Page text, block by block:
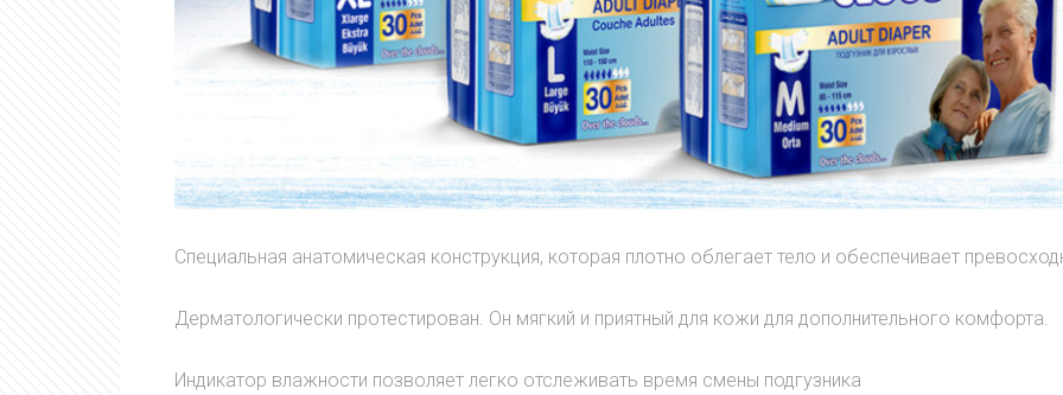
Специальная анатомическая конструкция, которая плотно облегает тело и обеспечивает
Дерматологически протестирован. Он мягкий и приятный для кожи для дополнительного комфорта.
Индикатор влажности позволяет легко отслеживать время смены подгузника